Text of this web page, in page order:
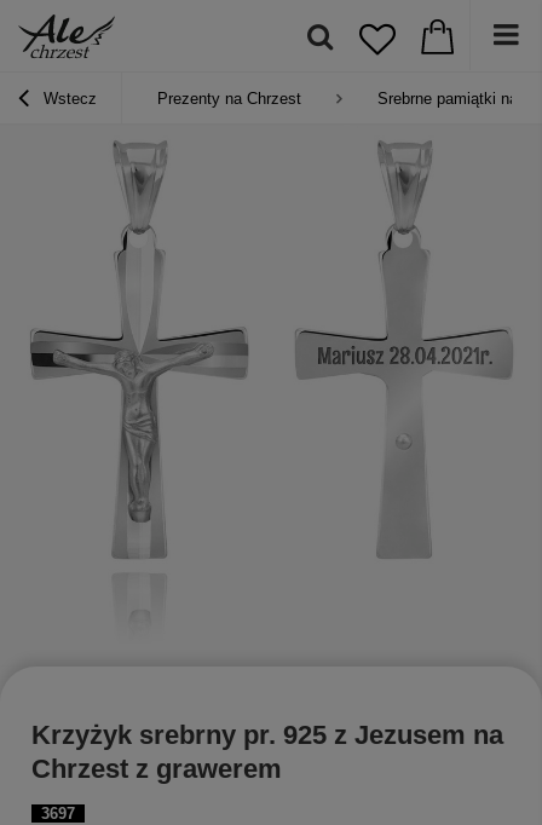
Wstecz Prezenty na Chrzest Srebrne pamiątki na
3697
Krzyżyk srebrny pr. 925 z Jezusem na
Chrzest z grawerem